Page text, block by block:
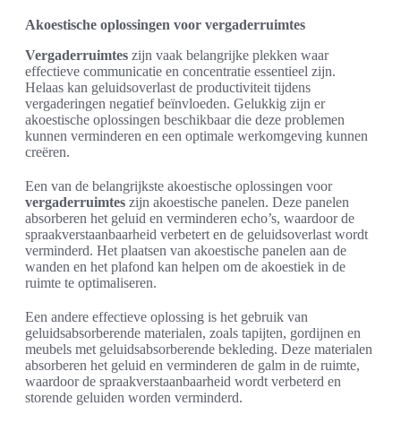
Akoestische oplossingen voor vergaderruimtes
Vergaderruimtes zijn vaak belangrijke plekken waar
effectieve communicatie en concentratie essentieel zijn.
Helaas kan geluidsoverlast de productiviteit tijdens
vergaderingen negatief beïnvloeden. Gelukkig zijn er
akoestische oplossingen beschikbaar die deze problemen
kunnen verminderen en een optimale werkomgeving kunnen
creëren.
Een van de belangrijkste akoestische oplossingen voor
vergaderruimtes zijn akoestische panelen. Deze panelen
absorberen het geluid en verminderen echo’s, waardoor de
spraakverstaanbaarheid verbetert en de geluidsoverlast wordt
verminderd. Het plaatsen van akoestische panelen aan de
wanden en het plafond kan helpen om de akoestiek in de
ruimte te optimaliseren.
Een andere effectieve oplossing is het gebruik van
geluidsabsorberende materialen, zoals tapijten, gordijnen en
meubels met geluidsabsorberende bekleding. Deze materialen
absorberen het geluid en verminderen de galm in de ruimte,
waardoor de spraakverstaanbaarheid wordt verbeterd en
storende geluiden worden verminderd.